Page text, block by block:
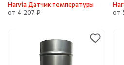
Harvia Датчик температуры
от 4 207 ₽ от